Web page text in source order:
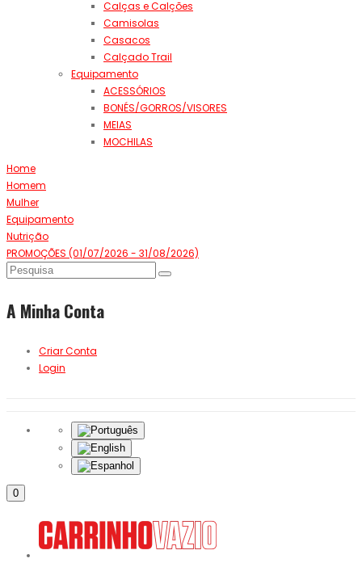
Calças e Calções
Camisolas
Casacos
Calçado Trail
Equipamento
ACESSÓRIOS
BONÉS/GORROS/VISORES
MEIAS
MOCHILAS
Home
Homem
Mulher
Equipamento
Nutrição
PROMOÇÕES (01/07/2026 - 31/08/2026)
A Minha Conta
Criar Conta
Login
0